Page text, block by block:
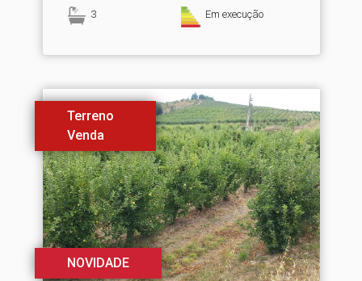
3 Em execução
Terreno
Venda
NOVIDADE